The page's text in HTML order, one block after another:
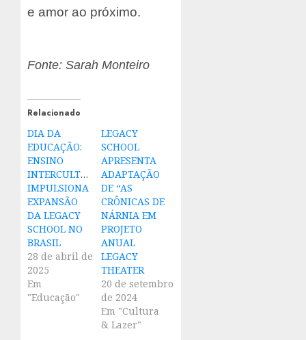
e amor ao próximo.
Fonte: Sarah Monteiro
Relacionado
DIA DA
EDUCAÇÃO:
ENSINO
INTERCULTURAL
IMPULSIONA
EXPANSÃO
DA LEGACY
SCHOOL NO
BRASIL
28 de abril de
2025
Em
"Educação"
LEGACY
SCHOOL
APRESENTA
ADAPTAÇÃO
DE “AS
CRÔNICAS DE
NÁRNIA EM
PROJETO
ANUAL
LEGACY
THEATER
20 de setembro
de 2024
Em "Cultura
& Lazer"